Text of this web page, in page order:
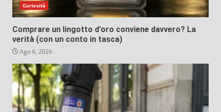
Curiosità
Comprare un lingotto d’oro conviene davvero? La
verità (con un conto in tasca)
Ago 6, 2026